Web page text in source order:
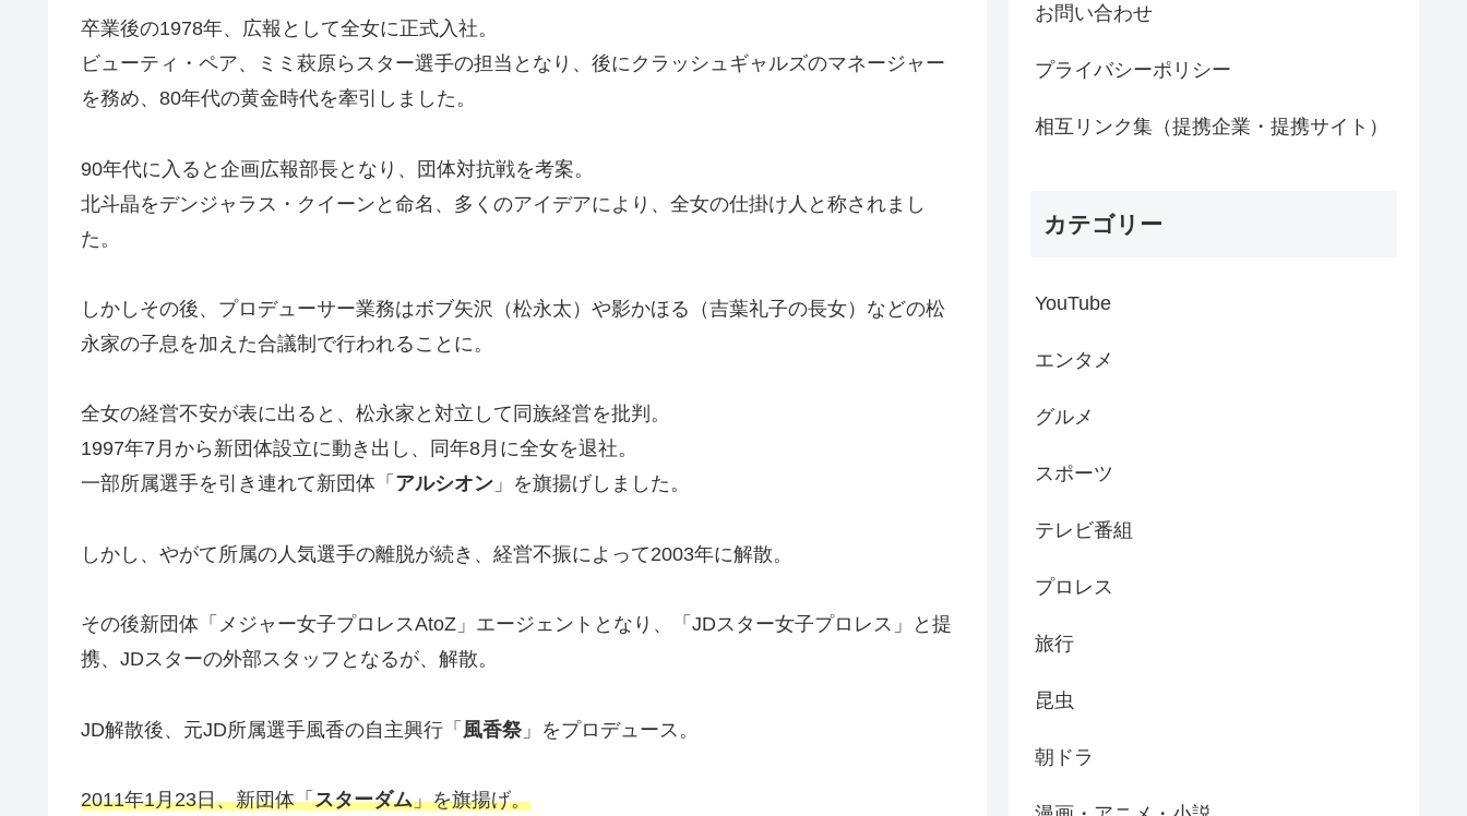
卒業後の1978年、広報として全女に正式入社。
ビューティ・ペア、ミミ萩原らスター選手の担当となり、後にクラッシュギャルズのマネージャー
を務め、80年代の黄金時代を牽引しました。
90年代に入ると企画広報部長となり、団体対抗戦を考案。
北斗晶をデンジャラス・クイーンと命名、多くのアイデアにより、全女の仕掛け人と称されまし
た。
しかしその後、プロデューサー業務はボブ矢沢（松永太）や影かほる（吉葉礼子の長女）などの松
永家の子息を加えた合議制で行われることに。
全女の経営不安が表に出ると、松永家と対立して同族経営を批判。
1997年7月から新団体設立に動き出し、同年8月に全女を退社。
一部所属選手を引き連れて新団体「 アルシオン 」を旗揚げしました。
しかし、やがて所属の人気選手の離脱が続き、経営不振によって2003年に解散。
その後新団体「メジャー女子プロレスAtoZ」エージェントとなり、「JDスター女子プロレス」と提
携、JDスターの外部スタッフとなるが、解散。
JD解散後、元JD所属選手風香の自主興行「 風香祭」をプロデュース。
2011年1月23日、新団体「スターダム」を旗揚げ。
お問い合わせ
プライバシーポリシー
相互リンク集（提携企業・提携サイト）
カテゴリー
YouTube
エンタメ
グルメ
スポーツ
テレビ番組
プロレス
旅行
昆虫
朝ドラ